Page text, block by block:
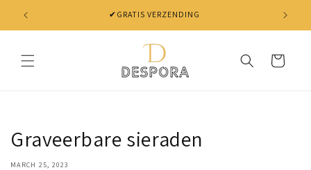
Skip to
content
✔GRATIS VERZENDING ✔ NIET
Cart
Graveerbare sieraden
MARCH 25, 2023